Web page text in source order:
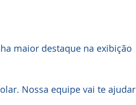
maior destaque na exibição
Nossa equipe vai te ajudar